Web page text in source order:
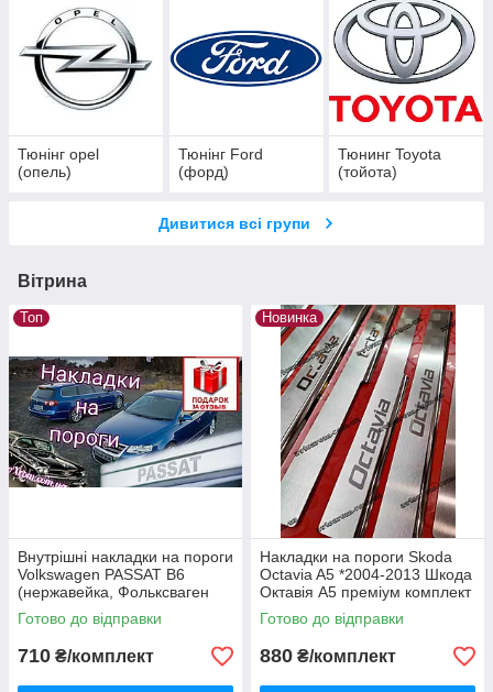
Тюнінг opel
(опель)
Тюнінг Ford
(форд)
Тюнинг Toyota
(тойота)
Дивитися всі групи
Вітрина
Топ
Внутрішні накладки на пороги
Volkswagen PASSAT B6
(нержавейка, Фольксваген
Пасат, Вольксваген
Пасат)2005-2014
Готово до відправки
710 ₴/комплект
Новинка
Накладки на пороги Skoda
Octavia A5 *2004-2013 Шкода
Октавія А5 преміум комплект
з логотипом нерж 8одиниць
Готово до відправки
880 ₴/комплект